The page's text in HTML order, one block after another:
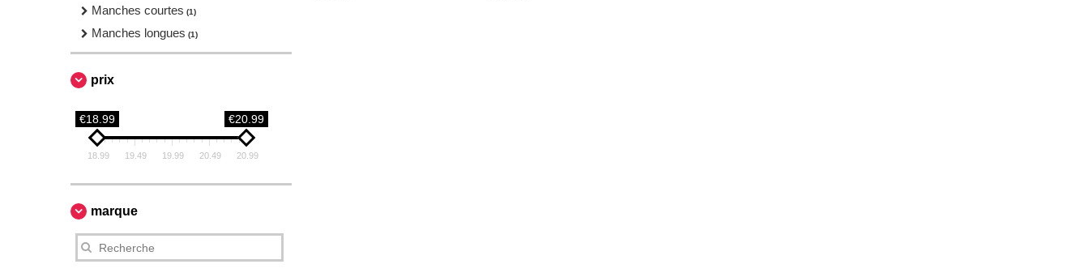
Manches courtes (1)
Manches longues (1)
prix
€18.99 €20.99
18.99 19.49 19.99 20.49 20.99
marque